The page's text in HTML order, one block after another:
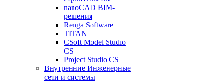
nanoCAD BIM-
решения
Renga Software
TITAN
CSoft Model Studio
CS
Project Studio CS
Внутренние Инженерные
сети и системы